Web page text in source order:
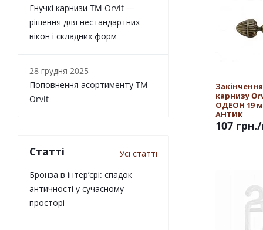
карнизу
ОДЕОН 19
АНТИК
107 грн.
Гнучкі карнизи TM Orvit —
рішення для нестандартних
вікон і складних форм
28 грудня 2025
Поповнення асортименту TM
Orvit
Статті Усі статті
Бронза в інтер’єрі: спадок
античності у сучасному
просторі